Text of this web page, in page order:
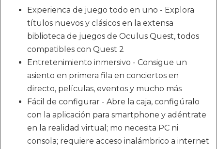
Experienca de juego todo en uno - Explora
títulos nuevos y clásicos en la extensa
biblioteca de juegos de Oculus Quest, todos
compatibles con Quest 2
Entretenimiento inmersivo - Consigue un
asiento en primera fila en conciertos en
directo, películas, eventos y mucho más
Fácil de configurar - Abre la caja, configúralo
con la aplicación para smartphone y adéntrate
en la realidad virtual; mo necesita PC ni
consola; requiere acceso inalámbrico a internet